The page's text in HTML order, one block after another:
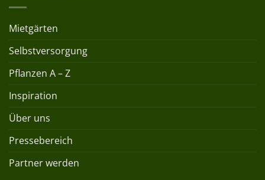
Mietgärten
Selbstversorgung
Pflanzen A – Z
Inspiration
Über uns
Pressebereich
Partner werden